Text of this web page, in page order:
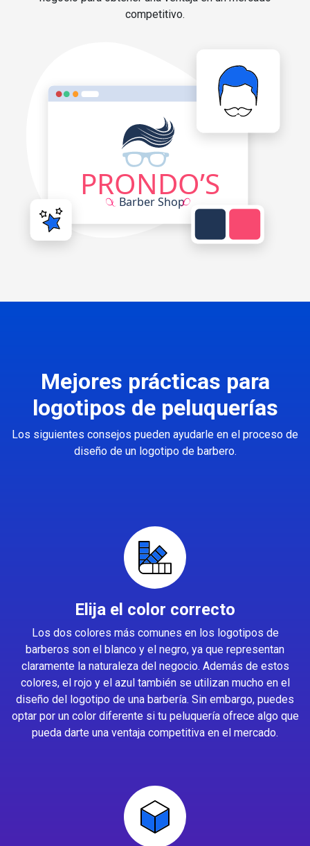
competitivo.
Mejores prácticas para
logotipos de peluquerías
Los siguientes consejos pueden ayudarle en el proceso de
diseño de un logotipo de barbero.
Elija el color correcto
Los dos colores más comunes en los logotipos de
barberos son el blanco y el negro, ya que representan
claramente la naturaleza del negocio. Además de estos
colores, el rojo y el azul también se utilizan mucho en el
diseño del logotipo de una barbería. Sin embargo, puedes
optar por un color diferente si tu peluquería ofrece algo que
pueda darte una ventaja competitiva en el mercado.